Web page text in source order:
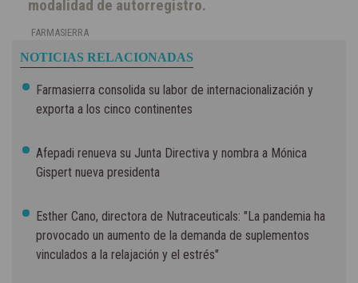
modalidad de autorregistro.
FARMASIERRA
NOTICIAS RELACIONADAS
Farmasierra consolida su labor de internacionalización y
exporta a los cinco continentes
Afepadi renueva su Junta Directiva y nombra a Mónica
Gispert nueva presidenta
Esther Cano, directora de Nutraceuticals: "La pandemia ha
provocado un aumento de la demanda de suplementos
vinculados a la relajación y el estrés"